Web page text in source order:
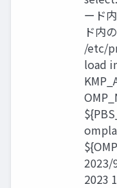
ード
ド内
/etc/
load
2023/
2023